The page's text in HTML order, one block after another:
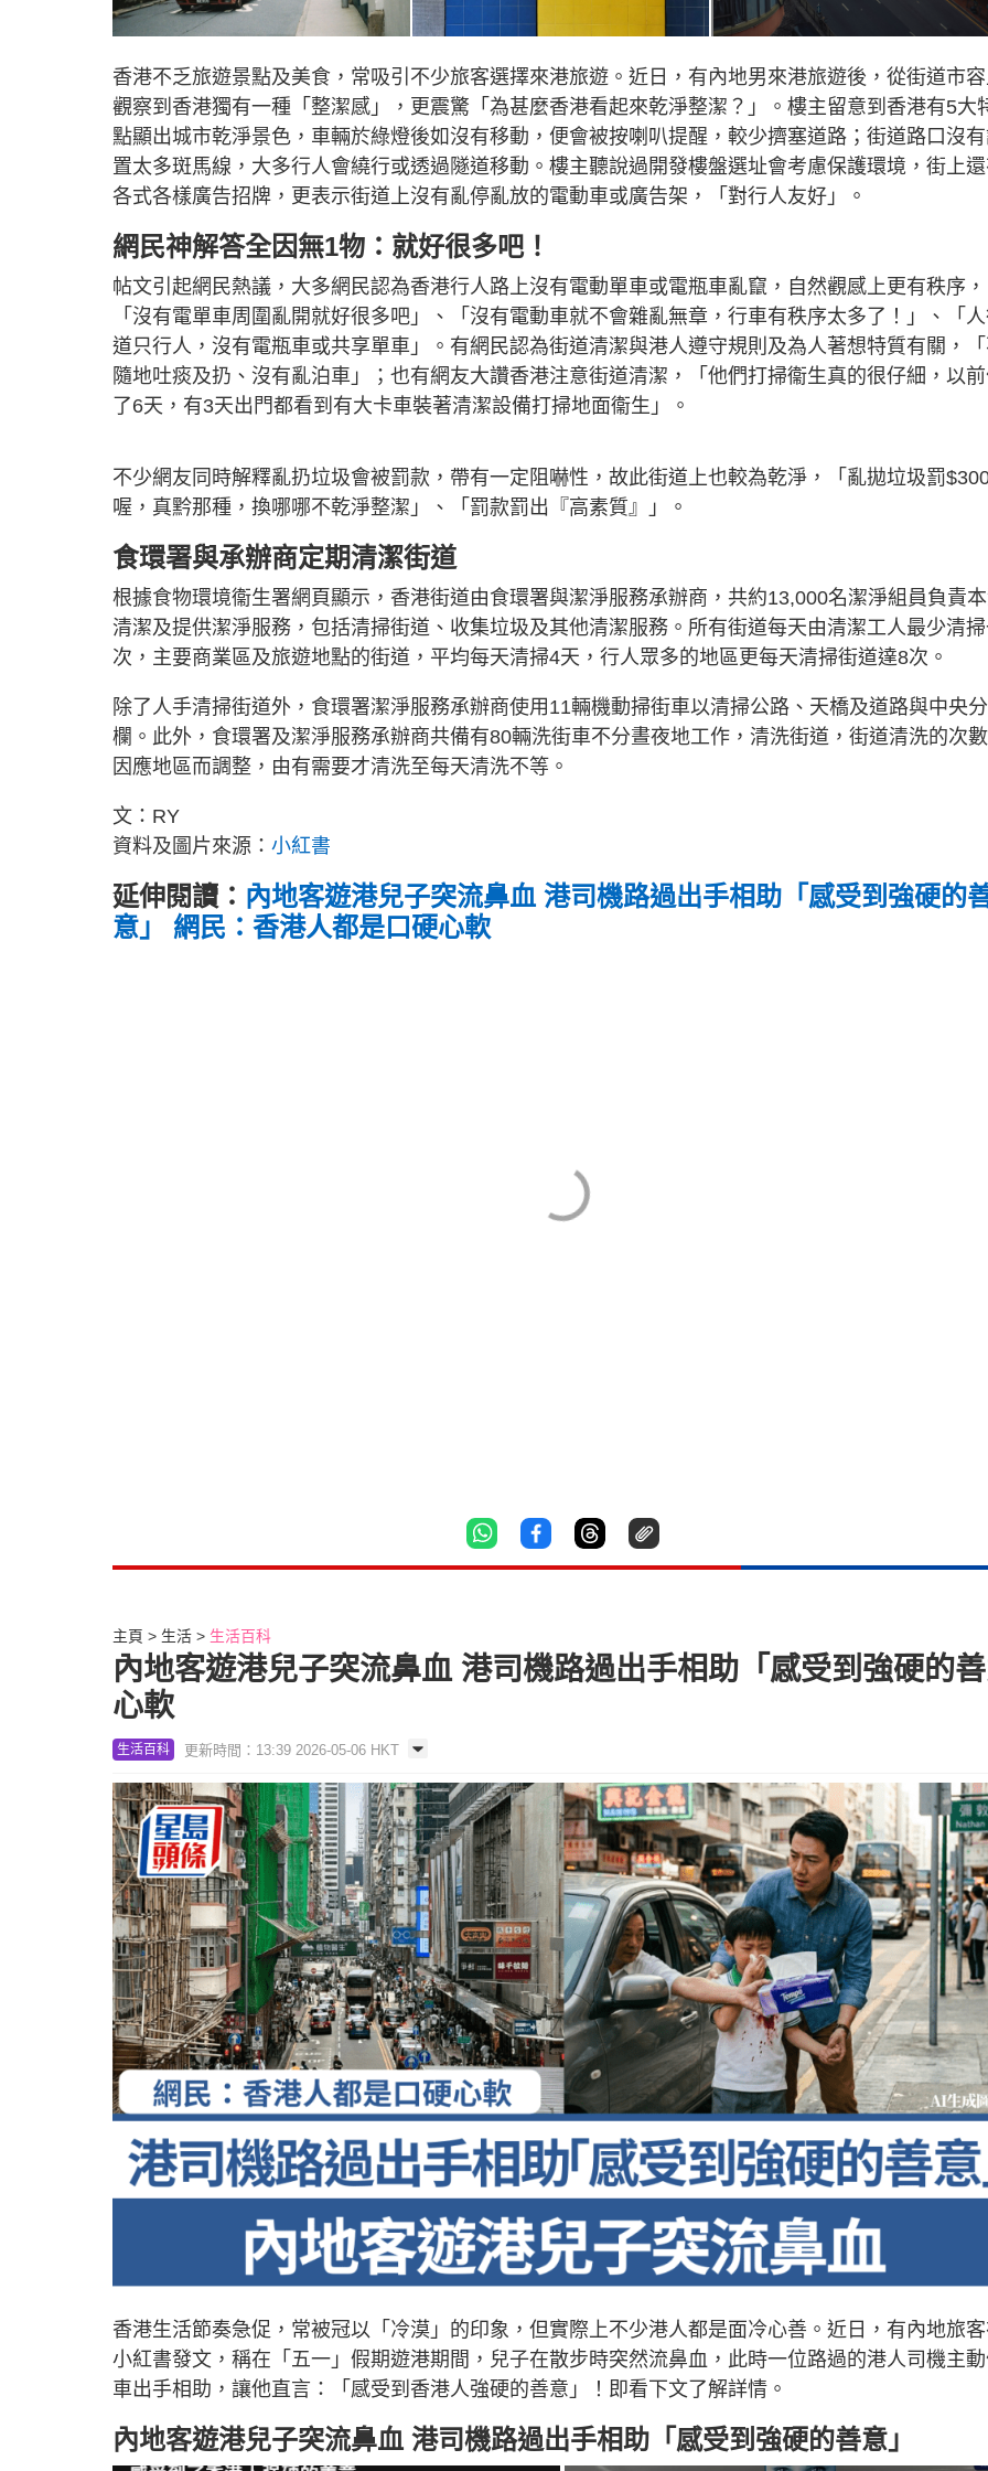
香港不乏旅遊景點及美食，常吸引不少旅客選擇來港旅遊。近日，有內地男來港旅遊後，從街道市容
觀察到香港獨有一種「整潔感」，更震驚「為甚麼香港看起來乾淨整潔？」。樓主留意到香港有5大
點顯出城市乾淨景色，車輛於綠燈後如沒有移動，便會被按喇叭提醒，較少擠塞道路；街道路口沒
置太多斑馬線，大多行人會繞行或透過隧道移動。樓主聽說過開發樓盤選址會考慮保護環境，街上
各式各樣廣告招牌，更表示街道上沒有亂停亂放的電動車或廣告架，「對行人友好」。
網民神解答全因無1物：就好很多吧！
帖文引起網民熱議，大多網民認為香港行人路上沒有電動單車或電瓶車亂竄，自然觀感上更有秩序，
「沒有電單車周圍亂開就好很多吧」、「沒有電動車就不會雜亂無章，行車有秩序太多了！」、「
道只行人，沒有電瓶車或共享單車」。有網民認為街道清潔與港人遵守規則及為人著想特質有關，
隨地吐痰及扔、沒有亂泊車」；也有網友大讚香港注意街道清潔，「他們打掃衞生真的很仔細，以
了6天，有3天出門都看到有大卡車裝著清潔設備打掃地面衞生」。
不少網友同時解釋亂扔垃圾會被罰款，帶有一定阻嚇性，故此街道上也較為乾淨，「亂拋垃圾罰
喔，真黔那種，換哪哪不乾淨整潔」、「罰款罰出『高素質』」。
食環署與承辦商定期清潔街道
根據食物環境衞生署網頁顯示，香港街道由食環署與潔淨服務承辦商，共約13,000名潔淨組員負責
清潔及提供潔淨服務，包括清掃街道、收集垃圾及其他清潔服務。所有街道每天由清潔工人最少清
次，主要商業區及旅遊地點的街道，平均每天清掃4天，行人眾多的地區更每天清掃街道達8次。
除了人手清掃街道外，食環署潔淨服務承辦商使用11輛機動掃街車以清掃公路、天橋及道路與中央
欄。此外，食環署及潔淨服務承辦商共備有80輛洗街車不分晝夜地工作，清洗街道，街道清洗的次
因應地區而調整，由有需要才清洗至每天清洗不等。
文：RY
資料及圖片來源： 小紅書
延伸閱讀： 內地客遊港兒子突流鼻血 港司機路過出手相助「感受到強硬的
意」 網民：香港人都是口硬心軟
主頁 生活 生活百科
內地客遊港兒子突流鼻血 港司機路過出手相助「感受到強硬的
心軟
生活百科 更新時間：13:39 2026-05-06 HKT
香港生活節奏急促，常被冠以「冷漠」的印象，但實際上不少港人都是面冷心善。近日，有內地旅
小紅書發文，稱在「五一」假期遊港期間，兒子在散步時突然流鼻血，此時一位路過的港人司機主
車出手相助，讓他直言：「感受到香港人強硬的善意」！即看下文了解詳情。
內地客遊港兒子突流鼻血 港司機路過出手相助「感受到強硬的善意」